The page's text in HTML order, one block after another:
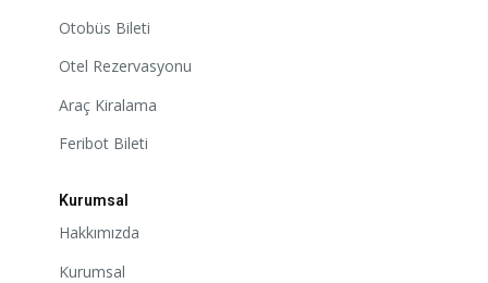
Otobüs Bileti
Otel Rezervasyonu
Araç Kiralama
Feribot Bileti
Kurumsal
Hakkımızda
Kurumsal